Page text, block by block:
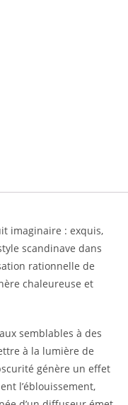
imaginaire : exquis,
scandinave dans
rationnelle de
chaleureuse et
semblables à des
à la lumière de
génère un effet
l’éblouissement,